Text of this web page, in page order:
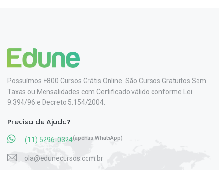
Possuímos +800 Cursos Grátis Online. São Cursos Gratuitos Sem
Taxas ou Mensalidades com Certificado válido conforme Lei
9.394/96 e Decreto 5.154/2004.
Precisa de Ajuda?
(11) 5296-0324(apenas WhatsApp)
ola@edunecursos.com.br